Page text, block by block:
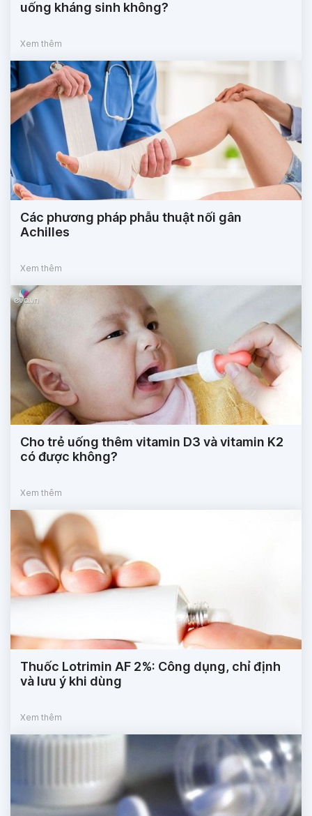
uống kháng sinh không?
Xem thêm
Các phương pháp phẫu thuật nối gân
Achilles
Xem thêm
Cho trẻ uống thêm vitamin D3 và vitamin K2
có được không?
Xem thêm
Thuốc Lotrimin AF 2%: Công dụng, chỉ định
và lưu ý khi dùng
Xem thêm